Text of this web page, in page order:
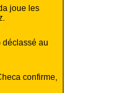
joue les
déclassé au
confirme,